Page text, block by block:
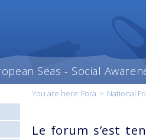
Seas - Social
You are here: Fora > National
Le forum s’est